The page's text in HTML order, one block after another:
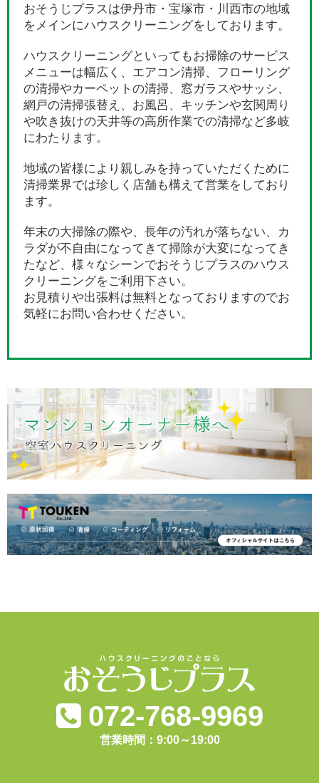
おそうじプラスは伊丹市・宝塚市・川西市の地域
をメインにハウスクリーニングをしております。
ハウスクリーニングといってもお掃除のサービス
メニューは幅広く、エアコン清掃、フローリング
の清掃やカーペットの清掃、窓ガラスやサッシ、
網戸の清掃張替え、お風呂、キッチンや玄関周り
や吹き抜けの天井等の高所作業での清掃など多岐
にわたります。
地域の皆様により親しみを持っていただくために
清掃業界では珍しく店舗も構えて営業をしており
ます。
年末の大掃除の際や、長年の汚れが落ちない、カ
ラダが不自由になってきて掃除が大変になってき
たなど、様々なシーンでおそうじプラスのハウス
クリーニングをご利用下さい。
お見積りや出張料は無料となっておりますのでお
気軽にお問い合わせください。
072-768-9969
営業時間：9:00～19:00